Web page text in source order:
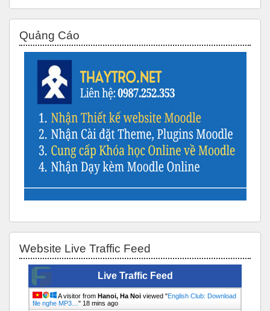
Quảng Cáo
Website Live Traffic Feed
Live Traffic Feed
A visitor from Hanoi, Ha Noi viewed "English Club: Download
file nghe MP3… " 18 mins ago